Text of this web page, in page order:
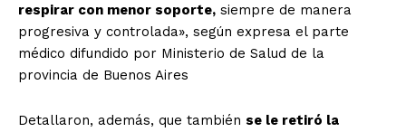
respirar con menor soporte, siempre de manera
progresiva y controlada», según expresa el parte
médico difundido por Ministerio de Salud de la
provincia de Buenos Aires
Detallaron, además, que también se le retiró la